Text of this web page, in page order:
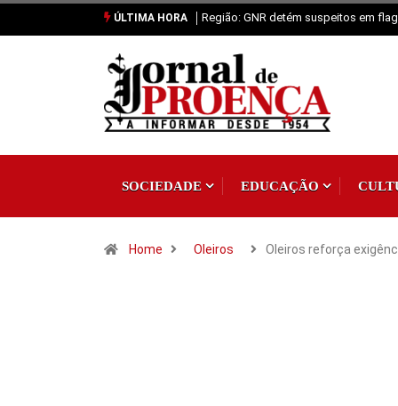
ÚLTIMA HORA Região: GNR detém suspeitos em
SOCIEDADE EDUCAÇÃO
Home Oleiros Oleiros reforça